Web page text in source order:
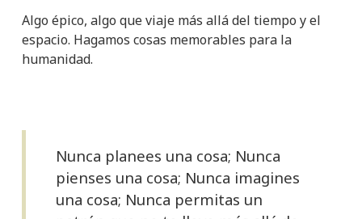
Algo épico, algo que viaje más allá del tiempo y el
espacio. Hagamos cosas memorables para la
humanidad.
Nunca planees una cosa; Nunca
pienses una cosa; Nunca imagines
una cosa; Nunca permitas un